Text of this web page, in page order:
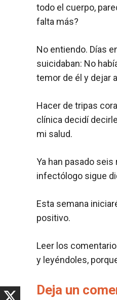
todo el cuerpo,
falta más?
No entiendo. Días
suicidaban: No
temor de él y dejar
Hacer de tripas
clínica decidí
mi salud.
Ya han pasado
infectólogo sigue
Esta semana
positivo.
Leer los
y leyéndoles,
Deja un